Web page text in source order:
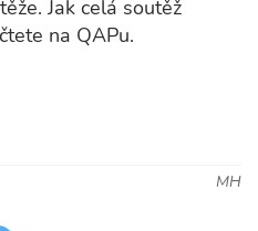
Jak celá soutěž
na QAPu.
MH